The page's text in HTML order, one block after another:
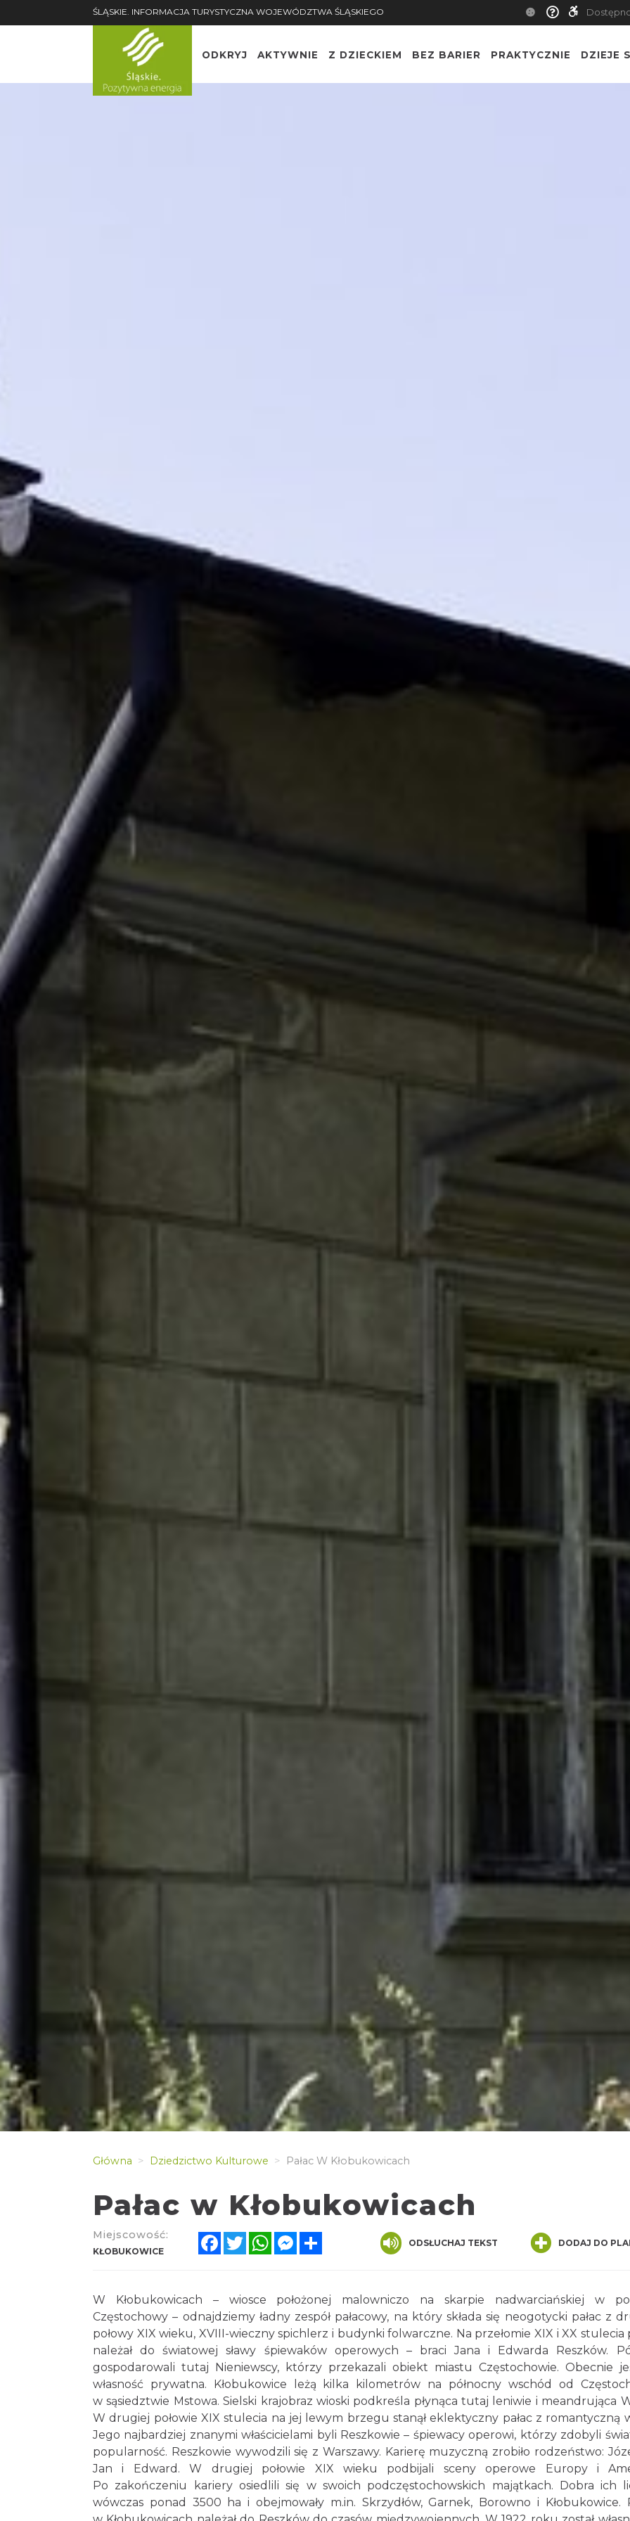
ŚLĄSKIE. INFORMACJA TURYSTYCZNA WOJEWÓDZTWA ŚLĄSKIEGO
ODKRYJ AKTYWNIE Z DZIECKIEM BEZ BARIER PRAKTYCZNIE DZIEJE
Główna Dziedzictwo Kulturowe Pałac W Kłobukowicach
Pałac w Kłobukowicach
Miejscowość:
KŁOBUKOWICE
FacebookTwitterWhatsAppMessenger ODSŁUCHAJ TEKST DODAJ DO
W Kłobukowicach – wiosce położonej malowniczo na skarpie nadwarciańskiej w
Częstochowy – odnajdziemy ładny zespół pałacowy, na który składa się neogotycki pałac z
połowy XIX wieku, XVIII-wieczny spichlerz i budynki folwarczne. Na przełomie XIX i XX stulecia
należał do światowej sławy śpiewaków operowych – braci Jana i Edwarda Reszków.
gospodarowali tutaj Nieniewscy, którzy przekazali obiekt miastu Częstochowie. Obecnie
własność prywatna. Kłobukowice leżą kilka kilometrów na północny wschód od
w sąsiedztwie Mstowa. Sielski krajobraz wioski podkreśla płynąca tutaj leniwie i meandrująca
W drugiej połowie XIX stulecia na jej lewym brzegu stanął eklektyczny pałac z romantyczną
Jego najbardziej znanymi właścicielami byli Reszkowie – śpiewacy operowi, którzy zdobyli
popularność. Reszkowie wywodzili się z Warszawy. Karierę muzyczną zrobiło rodzeństwo:
Jan i Edward. W drugiej połowie XIX wieku podbijali sceny operowe Europy i
Po zakończeniu kariery osiedlili się w swoich podczęstochowskich majątkach. Dobra ich
wówczas ponad 3500 ha i obejmowały m.in. Skrzydłów, Garnek, Borowno i Kłobukowice.